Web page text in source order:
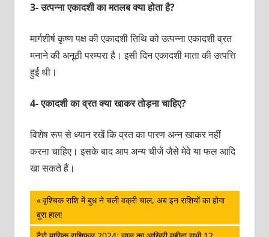
3- उत्पन्ना एकादशी का मतलब क्या होता है?
मार्गशीर्ष कृष्ण पक्ष की एकादशी तिथि को उत्पन्ना एकादशी व्रत
मनाने की अनूठी परम्परा है। इसी दिन एकादशी माता की उत्पत्ति
हुई थी।
4- एकादशी का व्रत क्या खाकर तोड़ना चाहिए?
विशेष रूप से ध्यान रखें कि व्रत का पारण अन्न खाकर नहीं
करना चाहिए। इसके बाद आप अन्य चीजें जैसे मेवे या फल आदि
खा सकते हैं।
पोस्ट
नेविगेशन
Previous
Post:
वृश्चिक राशि में बुध ने चली वक्री चाल, अब इन राशियों का होगा
बुरा हाल!